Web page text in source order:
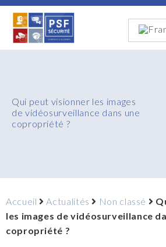
Qui peut visionner les images
de vidéosurveillance dans une
copropriété ?
Accueil Actualités Non classé
les images de vidéosurveillance
copropriété ?